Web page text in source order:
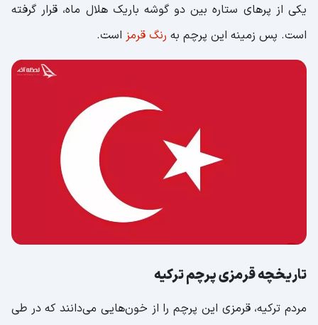
یکی از پرهای ستاره بین دو گوشه باریک هلال ماه، قرار گرفته
است. پس زمینه این پرچم به رنگ قرمز است.
تاریخچه قرمزی پرچم ترکیه
مردم ترکیه، قرمزی این پرچم را از خون‌هایی می‌دانند که در طی